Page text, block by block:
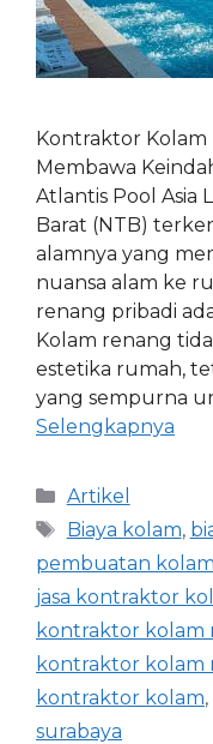
Kontraktor Kolam
Membawa
Atlantis Pool Asia
Barat (NTB)
alamnya yang
nuansa alam ke
renang pribadi
Kolam renang
estetika rumah,
yang sempurna
Selengkapnya
Artikel
Biaya kolam,
pembuatan
jasa kontraktor
kontraktor kolam
kontraktor kolam
kontraktor kolam,
surabaya